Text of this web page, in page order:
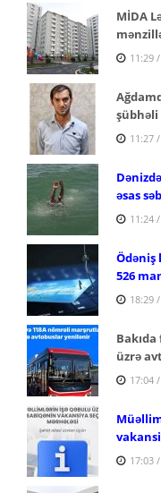
MİDA
11:29
şübhəli
11:27
əsas
11:24
Ödəniş
526
18:29
üzrə
17:04
17:03